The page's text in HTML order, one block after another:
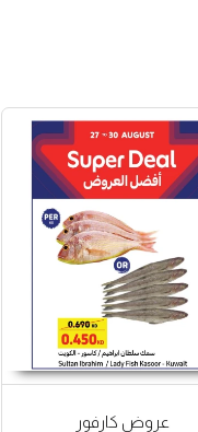
عروض كارفور